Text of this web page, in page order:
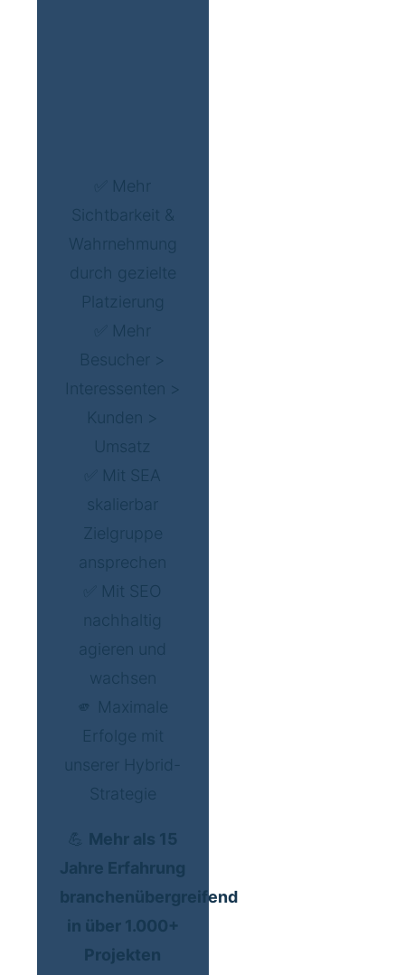
✅ Mehr
Sichtbarkeit &
Wahrnehmung
durch gezielte
Platzierung
✅ Mehr
Besucher >
Interessenten >
Kunden >
Umsatz
✅ Mit SEA
skalierbar
Zielgruppe
ansprechen
✅ Mit SEO
nachhaltig
agieren und
wachsen
🫵 Maximale
Erfolge mit
unserer Hybrid-
Strategie
💪
Mehr als 15
Jahre Erfahrung
branchenübergreifend
in über 1.000+
Projekten